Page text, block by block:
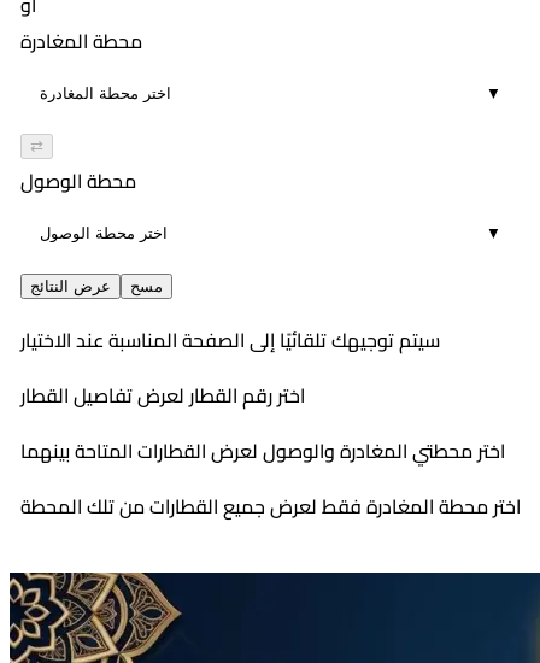
محطة المغادرة
▼
⇄
محطة الوصول
▼
عرض النتائج مسح
سيتم توجيهك تلقائيًا إلى الصفحة المناسبة عند الاختيار
اختر رقم القطار لعرض تفاصيل القطار
اختر محطتي المغادرة والوصول لعرض القطارات المتاحة بينهما
اختر محطة المغادرة فقط لعرض جميع القطارات من تلك المحطة